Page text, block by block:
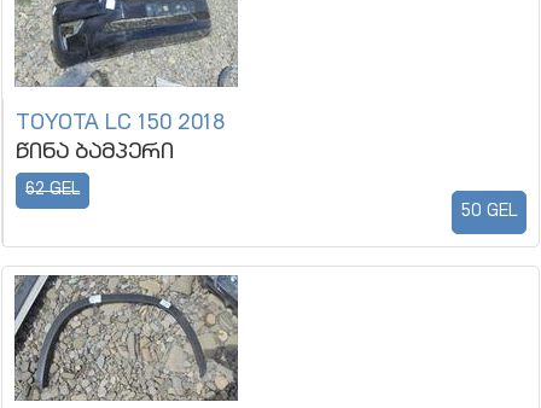
TOYOTA LC 150 2018
წინა ბამპერი
62 GEL
50 GEL